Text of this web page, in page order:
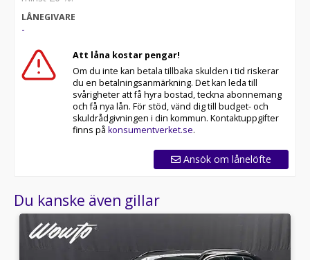
LÅNEGIVARE
-
Att låna kostar pengar!
Om du inte kan betala tillbaka skulden i tid riskerar
du en betalningsanmärkning. Det kan leda till
svårigheter att få hyra bostad, teckna abonnemang
och få nya lån. För stöd, vänd dig till budget- och
skuldrådgivningen i din kommun. Kontaktuppgifter
finns på konsumentverket.se.
Ansök om lånelöfte
Du kanske även gillar